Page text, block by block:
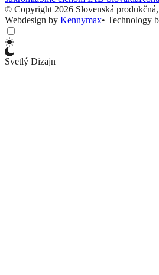
© Copyright 2026 Slovenská produkčná,
Webdesign by Kennymax• Technology
Svetlý Dizajn